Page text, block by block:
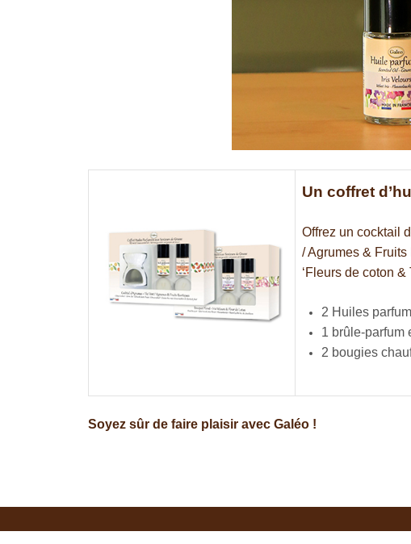
Un coffret
Offrez un cocktail
/ Agrumes & Fruits
‘Fleurs de coton
2 Huiles
1 brûle-parfum
2 bougies
Soyez sûr de faire plaisir avec Galéo !